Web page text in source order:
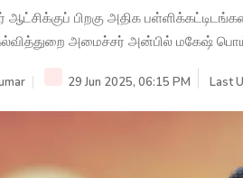
ஆட்சிக்குப் பிறகு அதிக
அமைச்சர் அன்பில் மகேஷ்
29 Jun 2025, 06:15 PM Last